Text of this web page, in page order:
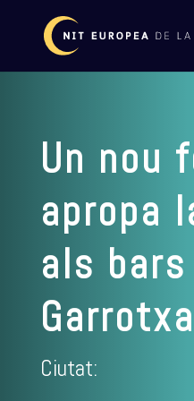
Un nou
apropa
als
Garrotxa
Ciutat: